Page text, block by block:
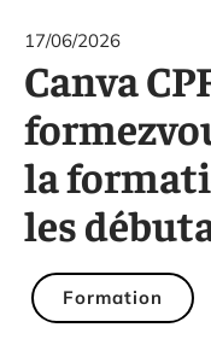
17/06/2026
Canva
la
les
Formation